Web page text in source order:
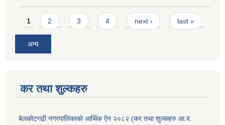
Pages
1 2 3 4 next › last »
अन्य
कर तथा शुल्कहरु
बेलकोटगढी नगरपालिकाको आर्थिक ऐन २०८२ (कर तथा शुल्कहरु आ.व.